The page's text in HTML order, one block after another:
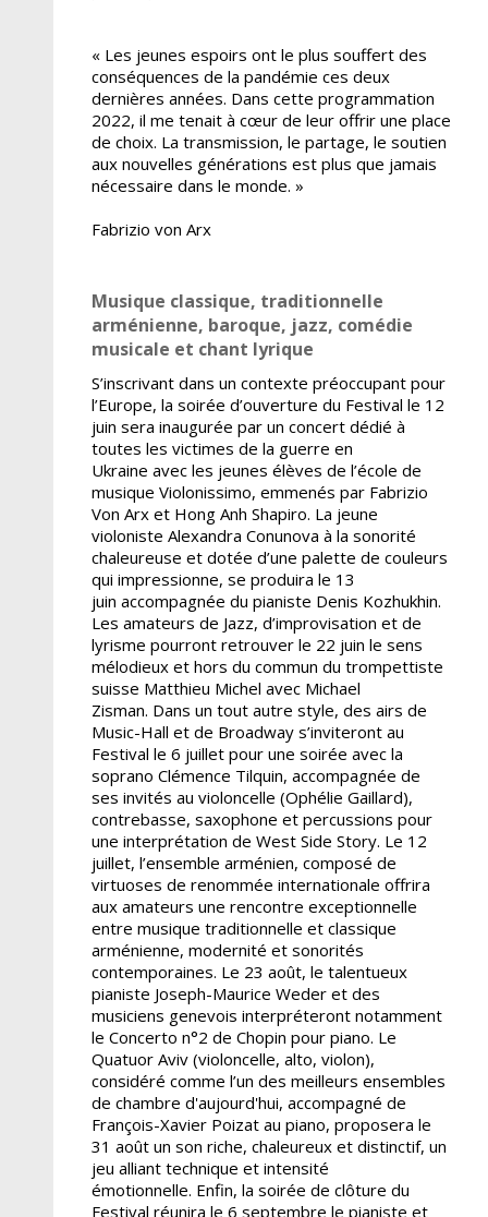
« Les jeunes espoirs ont le plus souffert des
conséquences de la pandémie ces deux
dernières années. Dans cette programmation
2022, il me tenait à cœur de leur offrir une place
de choix. La transmission, le partage, le soutien
aux nouvelles générations est plus que jamais
nécessaire dans le monde. »
Fabrizio von Arx
Musique classique, traditionnelle
arménienne, baroque, jazz, comédie
musicale et chant lyrique
S’inscrivant dans un contexte préoccupant pour
l’Europe, la soirée d’ouverture du Festival le 12
juin sera inaugurée par un concert dédié à
toutes les victimes de la guerre en
Ukraine avec les jeunes élèves de l’école de
musique Violonissimo, emmenés par Fabrizio
Von Arx et Hong Anh Shapiro. La jeune
violoniste Alexandra Conunova à la sonorité
chaleureuse et dotée d’une palette de couleurs
qui impressionne, se produira le 13
juin accompagnée du pianiste Denis Kozhukhin.
Les amateurs de Jazz, d’improvisation et de
lyrisme pourront retrouver le 22 juin le sens
mélodieux et hors du commun du trompettiste
suisse Matthieu Michel avec Michael
Zisman. Dans un tout autre style, des airs de
Music-Hall et de Broadway s’inviteront au
Festival le 6 juillet pour une soirée avec la
soprano Clémence Tilquin, accompagnée de
ses invités au violoncelle (Ophélie Gaillard),
contrebasse, saxophone et percussions pour
une interprétation de West Side Story. Le 12
juillet, l’ensemble arménien, composé de
virtuoses de renommée internationale offrira
aux amateurs une rencontre exceptionnelle
entre musique traditionnelle et classique
arménienne, modernité et sonorités
contemporaines. Le 23 août, le talentueux
pianiste Joseph-Maurice Weder et des
musiciens genevois interpréteront notamment
le Concerto n°2 de Chopin pour piano. Le
Quatuor Aviv (violoncelle, alto, violon),
considéré comme l’un des meilleurs ensembles
de chambre d'aujourd'hui, accompagné de
François-Xavier Poizat au piano, proposera le
31 août un son riche, chaleureux et distinctif, un
jeu alliant technique et intensité
émotionnelle. Enfin, la soirée de clôture du
Festival réunira le 6 septembre le pianiste et